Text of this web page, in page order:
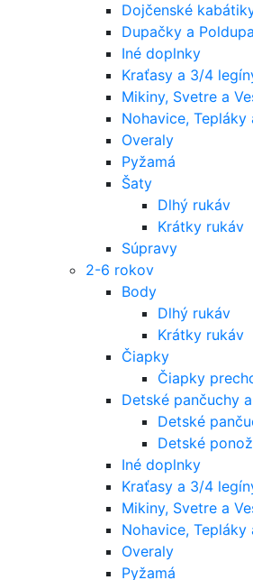
Dojčenské
Dupačky a
Iné doplnky
Kraťasy a 3/4
Mikiny, Svetre a
Nohavice, Tepláky
Overaly
Pyžamá
Šaty
Dlhý rukáv
Krátky rukáv
Súpravy
2-6 rokov
Body
Dlhý rukáv
Krátky rukáv
Čiapky
Čiapky
Detské pančuchy
Detské
Detské
Iné doplnky
Kraťasy a 3/4
Mikiny, Svetre a
Nohavice, Tepláky
Overaly
Pyžamá